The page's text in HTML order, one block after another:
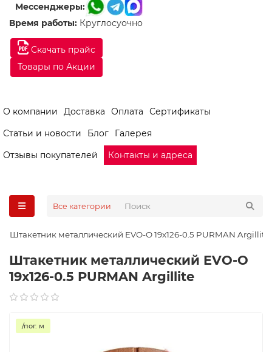
Скачать прайс
Товары по Акции
Мессенджеры:
Время работы: Круглосуочно
О компании Доставка Оплата
Сертификаты
Статьи и новости
Блог
Галерея
Отзывы покупателей
Контакты и адреса
Все категории
Штакетник металлический EVO-O 19х126-0.5 PURMAN Argillite
Штакетник металлический EVO-O
19х126-0.5 PURMAN Argillite
/пог. м